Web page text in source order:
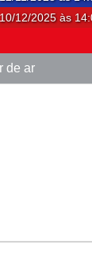
10/12/2025 às
de ar